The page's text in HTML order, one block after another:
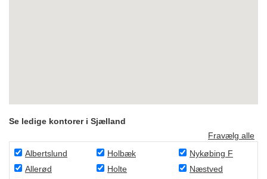
Se ledige kontorer i Sjælland
Fravælg alle
Albertslund
Allerød
Holbæk
Holte
Nykøbing F
Næstved